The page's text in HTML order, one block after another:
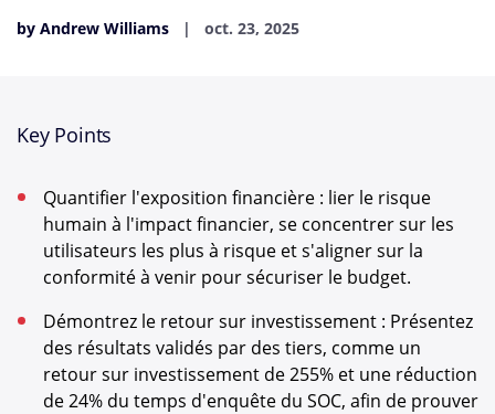
by Andrew Williams oct. 23, 2025
Key Points
Quantifier l'exposition financière : lier le risque
humain à l'impact financier, se concentrer sur les
utilisateurs les plus à risque et s'aligner sur la
conformité à venir pour sécuriser le budget.
Démontrez le retour sur investissement : Présentez
des résultats validés par des tiers, comme un
retour sur investissement de 255% et une réduction
de 24% du temps d'enquête du SOC, afin de prouver